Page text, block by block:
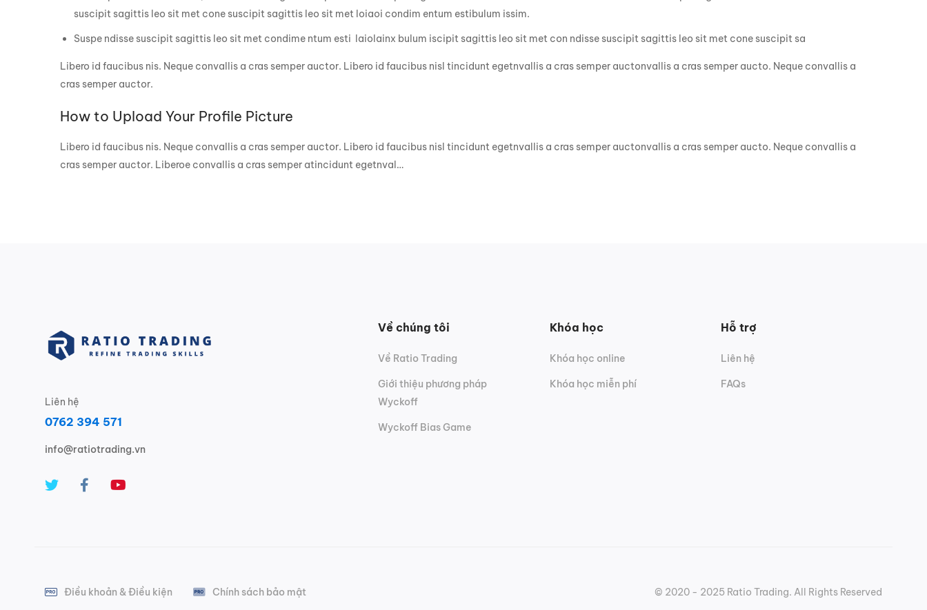
suscipit sagittis leo sit met cone suscipit sagittis leo sit met loiaoi condim entum estibulum issim.
Suspe ndisse suscipit sagittis leo sit met condime ntum esti laiolainx bulum iscipit sagittis leo sit met con ndisse suscipit sagittis leo sit met cone suscipit sa
Libero id faucibus nis. Neque convallis a cras semper auctor. Libero id faucibus nisl tincidunt egetnvallis a cras semper auctonvallis a cras semper aucto. Neque convallis a
cras semper auctor.
How to Upload Your Profile Picture
Libero id faucibus nis. Neque convallis a cras semper auctor. Libero id faucibus nisl tincidunt egetnvallis a cras semper auctonvallis a cras semper aucto. Neque convallis a
cras semper auctor. Liberoe convallis a cras semper atincidunt egetnval…
Liên hệ
0762 394 571
info@ratiotrading.vn
Về chúng tôi
Về Ratio Trading
Giới thiệu phương pháp
Wyckoff
Wyckoff Bias Game
Khóa học
Khóa học online
Khóa học miễn phí
Hỗ trợ
Liên hệ
FAQs
Điều khoản & Điều kiện Chính sách bảo mật © 2020 - 2025 Ratio Trading. All Rights Reserved